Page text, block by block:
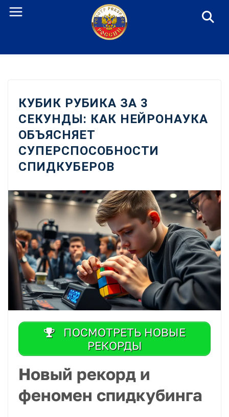
Перейти
КУБИК РУБИКА ЗА 3
СЕКУНДЫ: КАК НЕЙРОНАУКА
ОБЪЯСНЯЕТ
СУПЕРСПОСОБНОСТИ
СПИДКУБЕРОВ
ПОСМОТРЕТЬ НОВЫЕ
РЕКОРДЫ
Новый рекорд и
феномен спидкубинга